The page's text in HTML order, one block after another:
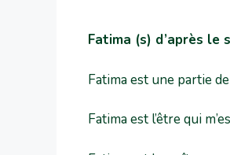
Fatima (s) d’après le
Fatima est une partie
Fatima est l’être qui